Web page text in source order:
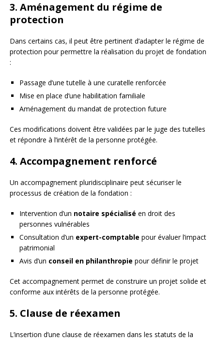
3. Aménagement du régime de
protection
Dans certains cas, il peut être pertinent d’adapter le régime de
protection pour permettre la réalisation du projet de fondation
:
Passage d’une tutelle à une curatelle renforcée
Mise en place d’une habilitation familiale
Aménagement du mandat de protection future
Ces modifications doivent être validées par le juge des tutelles
et répondre à l’intérêt de la personne protégée.
4. Accompagnement renforcé
Un accompagnement pluridisciplinaire peut sécuriser le
processus de création de la fondation :
Intervention d’un notaire spécialisé en droit des
personnes vulnérables
Consultation d’un expert-comptable pour évaluer l’impact
patrimonial
Avis d’un conseil en philanthropie pour définir le projet
Cet accompagnement permet de construire un projet solide et
conforme aux intérêts de la personne protégée.
5. Clause de réexamen
L’insertion d’une clause de réexamen dans les statuts de la